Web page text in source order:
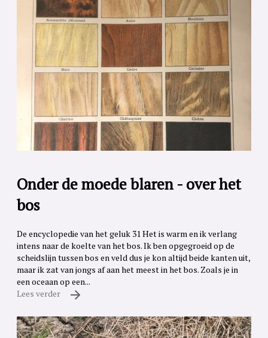
Onder de moede blaren - over het
bos
De encyclopedie van het geluk 31 Het is warm en ik verlang
intens naar de koelte van het bos. Ik ben opgegroeid op de
scheidslijn tussen bos en veld dus je kon altijd beide kanten uit,
maar ik zat van jongs af aan het meest in het bos. Zoals je in
een oceaan op een...
Lees verder